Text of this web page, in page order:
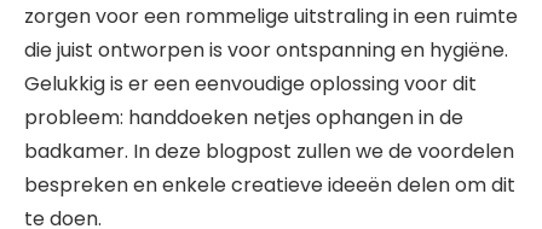
zorgen voor een rommelige uitstraling in een ruimte
die juist ontworpen is voor ontspanning en hygiëne.
Gelukkig is er een eenvoudige oplossing voor dit
probleem: handdoeken netjes ophangen in de
badkamer. In deze blogpost zullen we de voordelen
bespreken en enkele creatieve ideeën delen om dit
te doen.